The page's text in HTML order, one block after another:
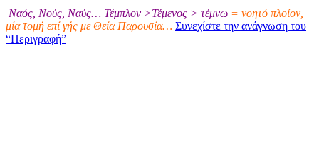
Ναός, Νούς, Ναύς… Τέμπλον >Τέμενος > τέμνω = νοητό πλοίον,
μία τομή επί γής με Θεία Παρουσία… Συνεχίστε την ανάγνωση του
“Περιγραφή”